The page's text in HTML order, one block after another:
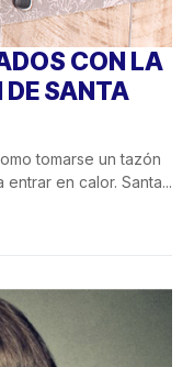
CON LA
SANTA
tomarse un tazón
en calor. Santa...